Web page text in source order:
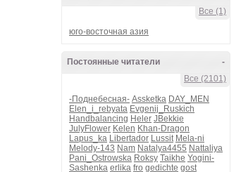
Все (1)
юго-восточная азия
-
Постоянные читатели
Все (2101)
-Поднебесная- Assketka DAY_MEN
Elen_i_rebyata Evgenij_Ruskich
Handbalancing Heler JBekkie
JulyFlower Kelen Khan-Dragon
Lapus_ka Libertador Lussit Mela-ni
Melody-143 Nam Natalya4455 Nattaliya
Pani_Ostrowska Roksy Taikhe Yogini-
Sashenka erlika fro gedichte gost